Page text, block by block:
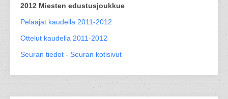
2012 Miesten edustusjoukkue
Pelaajat kaudella 2011-2012
Ottelut kaudella 2011-2012
Seuran tiedot - Seuran kotisivut